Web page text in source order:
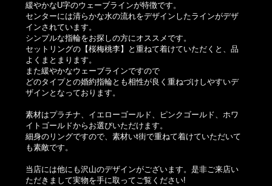
緩やかなU字のウェーブラインが特徴です。
センターには清らかな水の流れをデザインしたラインがデザ
インされています。
シンプルな指輪をお探しの方にオススメです。
セットリングの【桜梅桃李】と重ねて着けていただくと、品
よくまとまります。
また緩やかなウェーブラインですので
どのタイプとの婚約指輪とも相性が良く重ねづけしやすいデ
ザインとなっております。
素材はプラチナ、イエローゴールド、ピンクゴールド、ホワ
イトゴールドからお選びいただけます。
細身のリングですので、素材いt街で重ねて着けていただいて
も素敵です。
当店には他にも沢山のデザインがございます。是非ご来店い
ただきまして実物を手に取ってご覧ください!